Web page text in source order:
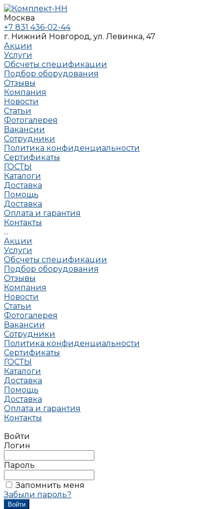
Москва
+7 831 436-02-44
г. Нижний Новгород, ул. Левинка, 47
Акции
Услуги
Обсчеты спецификации
Подбор оборудования
Отзывы
Компания
Новости
Статьи
Фотогалерея
Вакансии
Сотрудники
Политика конфиденциальности
Сертификаты
ГОСТЫ
Каталоги
Доставка
Помощь
Доставка
Оплата и гарантия
Контакты
...
Акции
Услуги
Обсчеты спецификации
Подбор оборудования
Отзывы
Компания
Новости
Статьи
Фотогалерея
Вакансии
Сотрудники
Политика конфиденциальности
Сертификаты
ГОСТЫ
Каталоги
Доставка
Помощь
Доставка
Оплата и гарантия
Контакты
Войти
Логин
Пароль
Запомнить меня
Забыли пароль?